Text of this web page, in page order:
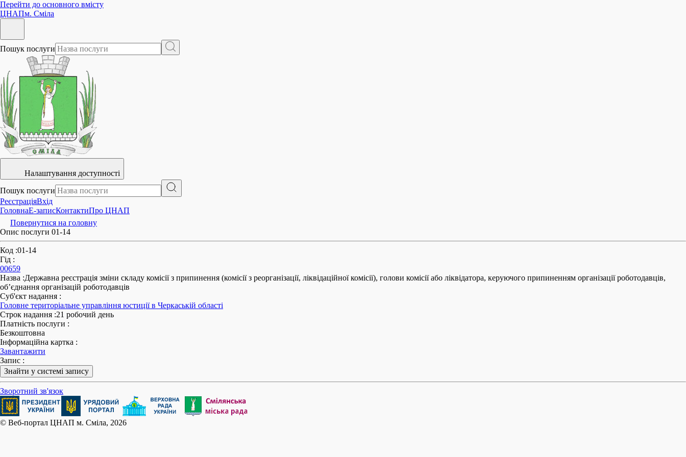
Перейти до основного вмісту
ЦНАПм. Сміла
Пошук послуги
Налаштування доступності
Пошук послуги
РеєстраціяВхід
ГоловнаE-записКонтактиПро ЦНАП
Повернутися на головну
Опис послуги 01-14
Код :01-14
Гід :
00659
Назва :Державна реєстрація зміни складу комісії з припинення (комісії з реорганізації, ліквідаційної комісії), голови комісії або ліквідатора, керуючого припиненням організації роботодавців,
об’єднання організацій роботодавців
Суб'єкт надання :
Головне територіальне управління юстиції в Черкаській області
Строк надання :21 робочий день
Платність послуги :
Безкоштовна
Інформаційна картка :
Завантажити
Запис :
Знайти у системі запису
Зворотний зв'язок
© Веб-портал ЦНАП м. Сміла, 2026